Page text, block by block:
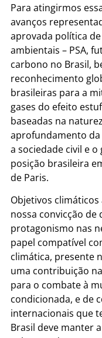
Para atingirmos
avanços
aprovada política
ambientais – PSA,
carbono no Brasil,
reconhecimento
brasileiras para a
gases do efeito
baseadas na
aprofundamento
a sociedade civil e
posição brasileira
de Paris.
Objetivos
nossa convicção de
protagonismo nas
papel compatível
climática, presente
uma contribuição
para o combate à
condicionada, e de
internacionais que
Brasil deve manter